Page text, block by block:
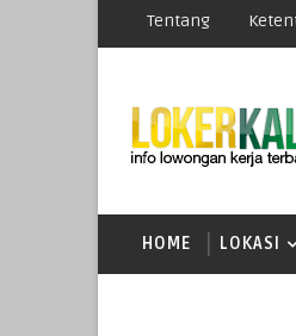
Tentang
HOME LOKASI